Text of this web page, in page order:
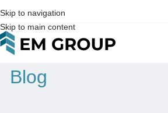
Skip to navigation
Skip to main content
Blog